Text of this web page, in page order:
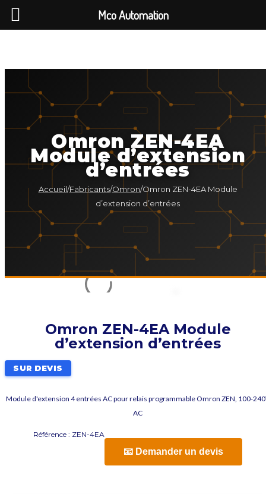
Omron ZEN-4EA
Module d’extension
d’entrées
Accueil/Fabricants/Omron/Omron ZEN-4EA Module
d’extension d’entrées
Omron ZEN-4EA Module
d’extension d’entrées
SUR DEVIS
Module d'extension 4 entrées AC pour relais programmable Omron ZEN, 100-
AC
Référence : ZEN-4EA
📧 Demander un devis
Mco Automation